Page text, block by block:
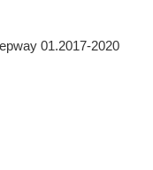
01.2017-2020